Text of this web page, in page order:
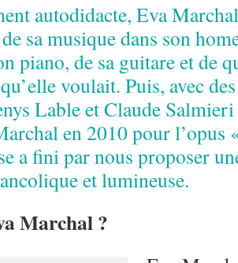
autodidacte, Eva
sa musique dans son
piano, de sa guitare et de
voulait. Puis, avec
Lable et Claude
en 2010 pour
a fini par nous proposer
et lumineuse.
Marchal ?